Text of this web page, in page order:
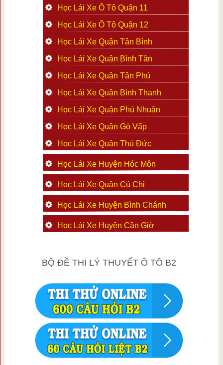
Học Lái Xe Ô Tô Quận 11
Học Lái Xe Ô Tô Quận 12
Học Lái Xe Quận Tân Bình
Học Lái Xe Quận Bình Tân
Học Lái Xe Quận Tân Phú
Học Lái Xe Quận Bình Thạnh
Học Lái Xe Quận Phú Nhuận
Học Lái Xe Quận Gò Vấp
Học Lái Xe Quận Thủ Đức
Học Lái Xe Huyện Hóc Môn
Học Lái Xe Quận Củ Chi
Học Lái Xe Huyện Bình Chánh
Học Lái Xe Huyện Cần Giờ
BỘ ĐỀ THI LÝ THUYẾT Ô TÔ B2